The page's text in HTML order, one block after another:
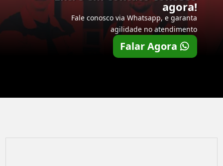
agora!
Fale conosco via Whatsapp, e garanta
agilidade no atendimento
Falar Agora